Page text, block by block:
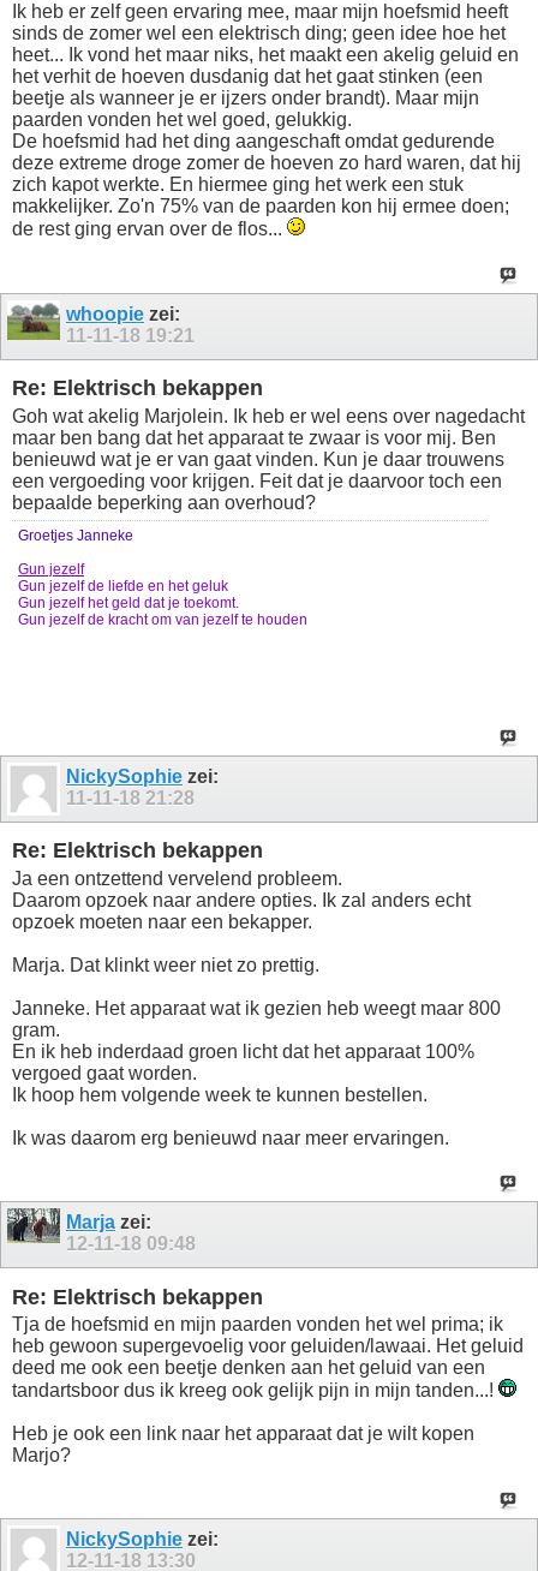
Ik heb er zelf geen ervaring mee, maar mijn hoefsmid heeft
sinds de zomer wel een elektrisch ding; geen idee hoe het
heet... Ik vond het maar niks, het maakt een akelig geluid en
het verhit de hoeven dusdanig dat het gaat stinken (een
beetje als wanneer je er ijzers onder brandt). Maar mijn
paarden vonden het wel goed, gelukkig.
De hoefsmid had het ding aangeschaft omdat gedurende
deze extreme droge zomer de hoeven zo hard waren, dat hij
zich kapot werkte. En hiermee ging het werk een stuk
makkelijker. Zo'n 75% van de paarden kon hij ermee doen;
de rest ging ervan over de flos...
whoopie zei:
11-11-18 19:21
Re: Elektrisch bekappen
Goh wat akelig Marjolein. Ik heb er wel eens over nagedacht
maar ben bang dat het apparaat te zwaar is voor mij. Ben
benieuwd wat je er van gaat vinden. Kun je daar trouwens
een vergoeding voor krijgen. Feit dat je daarvoor toch een
bepaalde beperking aan overhoud?
Groetjes Janneke
Gun jezelf
Gun jezelf de liefde en het geluk
Gun jezelf het geld dat je toekomt.
Gun jezelf de kracht om van jezelf te houden
NickySophie zei:
11-11-18 21:28
Re: Elektrisch bekappen
Ja een ontzettend vervelend probleem.
Daarom opzoek naar andere opties. Ik zal anders echt
opzoek moeten naar een bekapper.
Marja. Dat klinkt weer niet zo prettig.
Janneke. Het apparaat wat ik gezien heb weegt maar 800
gram.
En ik heb inderdaad groen licht dat het apparaat 100%
vergoed gaat worden.
Ik hoop hem volgende week te kunnen bestellen.
Ik was daarom erg benieuwd naar meer ervaringen.
Marja zei:
12-11-18 09:48
Re: Elektrisch bekappen
Tja de hoefsmid en mijn paarden vonden het wel prima; ik
heb gewoon supergevoelig voor geluiden/lawaai. Het geluid
deed me ook een beetje denken aan het geluid van een
tandartsboor dus ik kreeg ook gelijk pijn in mijn tanden...!
Heb je ook een link naar het apparaat dat je wilt kopen
Marjo?
NickySophie zei:
12-11-18 13:30